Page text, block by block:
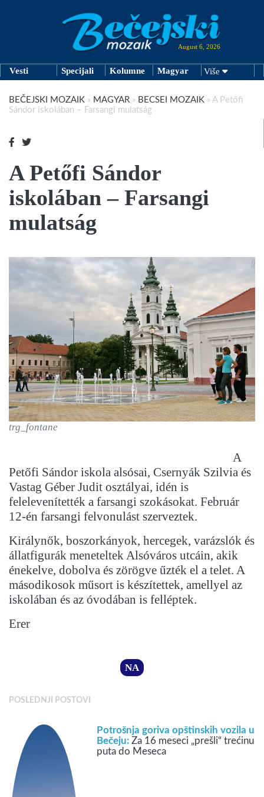
August 6, 2026
Vesti Specijali Kolumne Magyar Više
BEČEJSKI MOZAIK » MAGYAR » BECSEI MOZAIK » A Petőfi
Sándor iskolában – Farsangi mulatság
A Petőfi Sándor
iskolában – Farsangi
mulatság
trg_fontane
A
Petőfi Sándor iskola alsósai, Csernyák Szilvia és
Vastag Géber Judit osztályai, idén is
felelevenítették a farsangi szokásokat. Február
12-én farsangi felvonulást szerveztek.
Királynők, boszorkányok, hercegek, varázslók és
állatfigurák meneteltek Alsóváros utcáin, akik
énekelve, dobolva és zörögve űzték el a telet. A
másodikosok műsort is készítettek, amellyel az
iskolában és az óvodában is felléptek.
Erer
NA
POSLEDNJI POSTOVI
Potrošnja goriva opštinskih vozila u
Bečeju:Za 16 meseci „prešli“ trećinu
puta do Meseca